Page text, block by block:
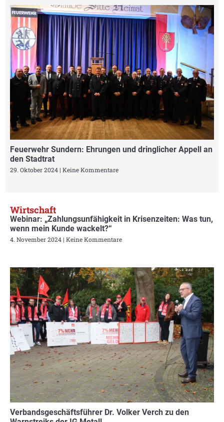
Feuerwehr Sundern: Ehrungen und dringlicher Appell an
den Stadtrat
29. Oktober 2024 Keine Kommentare
Wirtschaft
Webinar: „Zahlungsunfähigkeit in Krisenzeiten: Was tun,
wenn mein Kunde wackelt?“
4. November 2024 Keine Kommentare
Verbandsgeschäftsführer Dr. Volker Verch zu den